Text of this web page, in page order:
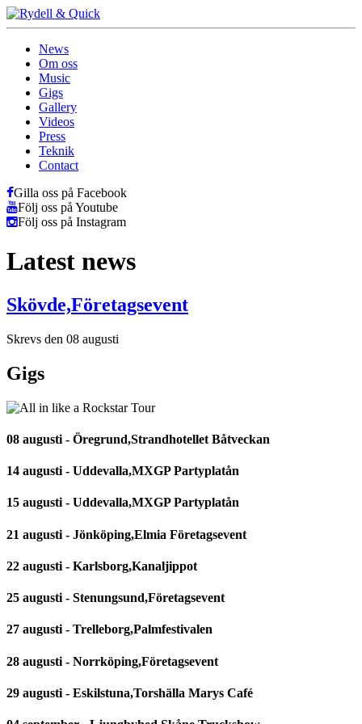
News
Om oss
Music
Gigs
Gallery
Videos
Press
Teknik
Contact
Gilla oss på Facebook
Följ oss på Youtube
Följ oss på Instagram
Latest news
Skövde,Företagsevent
Skrevs den 08 augusti
Gigs
08 augusti - Öregrund,Strandhotellet Båtveckan
14 augusti - Uddevalla,MXGP Partyplatån
15 augusti - Uddevalla,MXGP Partyplatån
21 augusti - Jönköping,Elmia Företagsevent
22 augusti - Karlsborg,Kanaljippot
25 augusti - Stenungsund,Företagsevent
27 augusti - Trelleborg,Palmfestivalen
28 augusti - Norrköping,Företagsevent
29 augusti - Eskilstuna,Torshälla Marys Café